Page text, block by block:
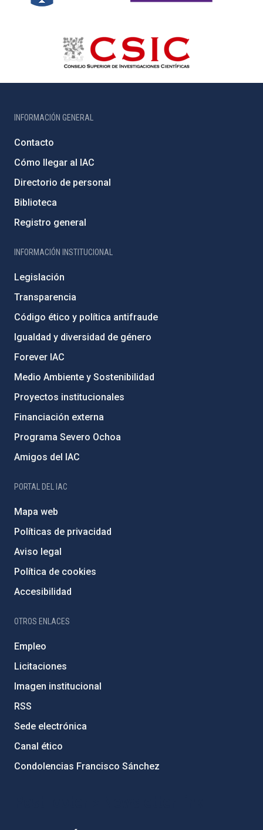
INFORMACIÓN GENERAL
Contacto
Cómo llegar al IAC
Directorio de personal
Biblioteca
Registro general
INFORMACIÓN INSTITUCIONAL
Legislación
Transparencia
Código ético y política antifraude
Igualdad y diversidad de género
Forever IAC
Medio Ambiente y Sostenibilidad
Proyectos institucionales
Financiación externa
Programa Severo Ochoa
Amigos del IAC
PORTAL DEL IAC
Mapa web
Políticas de privacidad
Aviso legal
Política de cookies
Accesibilidad
OTROS ENLACES
Empleo
Licitaciones
Imagen institucional
RSS
Sede electrónica
Canal ético
Condolencias Francisco Sánchez